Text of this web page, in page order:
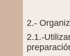
2.-
2.1.-